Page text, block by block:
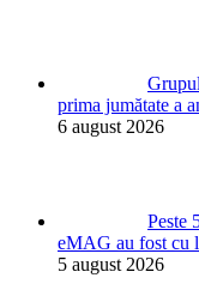
prima jumătate a
6 august 2026
Peste
eMAG au fost cu
5 august 2026